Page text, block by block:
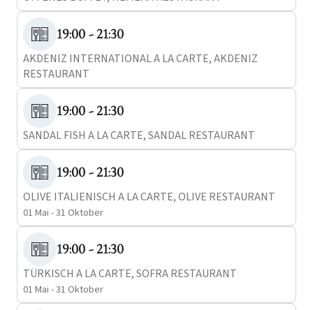
19:00 - 21:30
AKDENIZ INTERNATIONAL A LA CARTE, AKDENIZ
RESTAURANT
19:00 - 21:30
SANDAL FISH A LA CARTE, SANDAL RESTAURANT
19:00 - 21:30
OLIVE ITALIENISCH A LA CARTE, OLIVE RESTAURANT
01 Mai - 31 Oktober
19:00 - 21:30
TÜRKISCH A LA CARTE, SOFRA RESTAURANT
01 Mai - 31 Oktober